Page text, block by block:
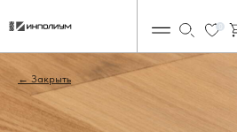
Закрыть